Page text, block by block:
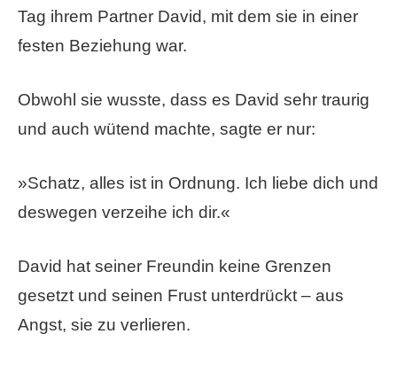
Tag ihrem Partner David, mit dem sie in einer
festen Beziehung war.
Obwohl sie wusste, dass es David sehr traurig
und auch wütend machte, sagte er nur:
»Schatz, alles ist in Ordnung. Ich liebe dich und
deswegen verzeihe ich dir.«
David hat seiner Freundin keine Grenzen
gesetzt und seinen Frust unterdrückt – aus
Angst, sie zu verlieren.